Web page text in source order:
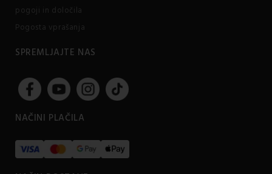
pogoji in določila
Pogosta vprašanja
SPREMLJAJTE NAS
NAČINI PLAČILA